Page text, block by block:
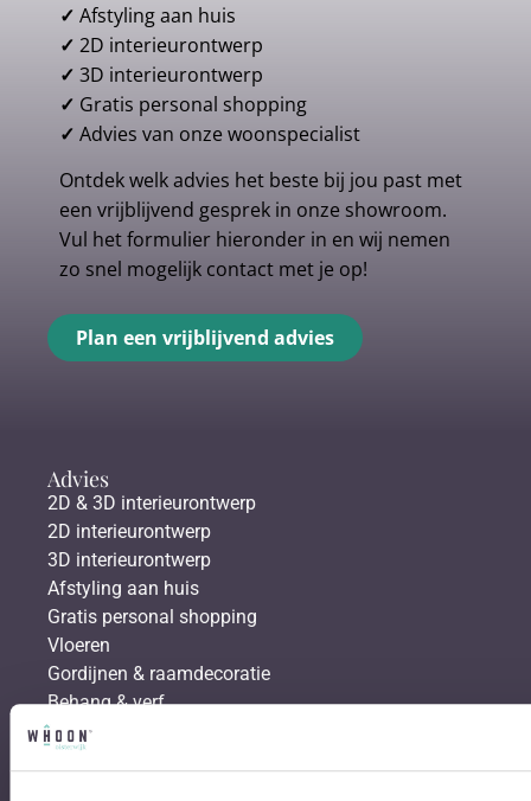
✓ Afstyling aan huis
✓ 2D interieurontwerp
✓ 3D interieurontwerp
✓ Gratis personal shopping
✓ Advies van onze woonspecialist
Ontdek welk advies het beste bij jou past met
een vrijblijvend gesprek in onze showroom.
Vul het formulier hieronder in en wij nemen
zo snel mogelijk contact met je op!
Plan een vrijblijvend advies
Advies
2D & 3D interieurontwerp
2D interieurontwerp
3D interieurontwerp
Afstyling aan huis
Gratis personal shopping
Vloeren
Gordijnen & raamdecoratie
Behang & verf
Bestsellers
Hoekbanken